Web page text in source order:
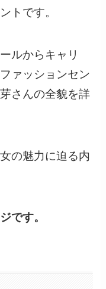
トです。
ルからキャリ
ァッションセン
さんの全貌を詳
の魅力に迫る内
です。